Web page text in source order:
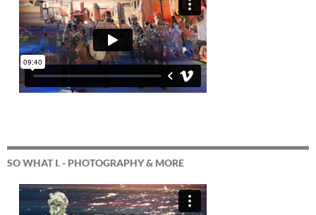
SO WHAT I. - PHOTOGRAPHY & MORE